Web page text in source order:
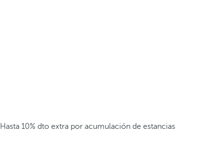
Hasta 10% dto extra por acumulación de estancias